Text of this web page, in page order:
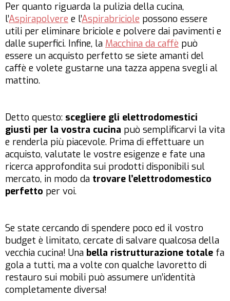
Per quanto riguarda la pulizia della cucina,
l’Aspirapolvere e l’Aspirabriciole possono essere
utili per eliminare briciole e polvere dai pavimenti e
dalle superfici. Infine, la Macchina da caffè può
essere un acquisto perfetto se siete amanti del
caffè e volete gustarne una tazza appena svegli al
mattino.
Detto questo: scegliere gli elettrodomestici
giusti per la vostra cucina può semplificarvi la vita
e renderla più piacevole. Prima di effettuare un
acquisto, valutate le vostre esigenze e fate una
ricerca approfondita sui prodotti disponibili sul
mercato, in modo da trovare l’elettrodomestico
perfetto per voi.
Se state cercando di spendere poco ed il vostro
budget è limitato, cercate di salvare qualcosa della
vecchia cucina! Una bella ristrutturazione totale fa
gola a tutti, ma a volte con qualche lavoretto di
restauro sui mobili può assumere un’identità
completamente diversa!